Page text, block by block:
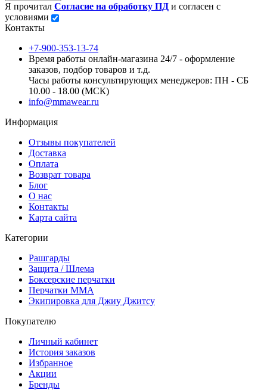
Я прочитал Согласие на обработку ПД и согласен с
условиями
Контакты
+7-900-353-13-74
Время работы онлайн-магазина 24/7 - оформление
заказов, подбор товаров и т.д.
Часы работы консультирующих менеджеров: ПН - СБ
10.00 - 18.00 (МСК)
info@mmawear.ru
Информация
Отзывы покупателей
Доставка
Оплата
Возврат товара
Блог
О нас
Контакты
Карта сайта
Категории
Рашгарды
Защита / Шлема
Боксерские перчатки
Перчатки ММА
Экипировка для Джиу Джитсу
Покупателю
Личный кабинет
История заказов
Избранное
Акции
Бренды